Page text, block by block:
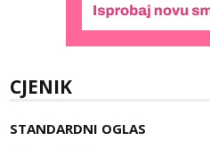
CJENIK
STANDARDNI OGLAS